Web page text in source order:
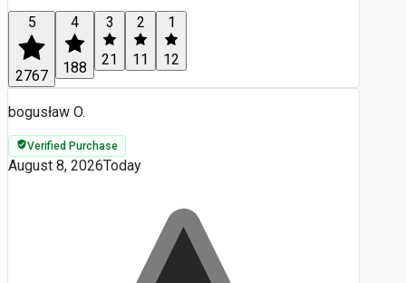
5
2767
4
188
3
21
2
11
1
12
bogusław O.
Verified Purchase
August 8, 2026Today